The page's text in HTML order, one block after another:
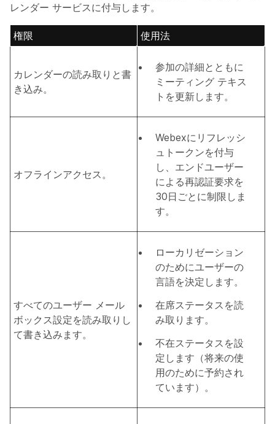
レンダー サービスに付与します。
権限 使用法
カレンダーの読み取りと書
き込み。
参加の詳細とともに
ミーティング テキス
トを更新します。
オフラインアクセス。
Webexにリフレッシ
ュトークンを付与
し、エンドユーザー
による再認証要求を
30日ごとに制限しま
す。
すべてのユーザー メール
ボックス設定を読み取りし
て書き込みます。
ローカリゼーション
のためにユーザーの
言語を決定します。
在席ステータスを読
み取ります。
不在ステータスを設
定します（将来の使
用のために予約され
ています）。